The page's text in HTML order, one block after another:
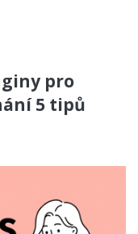
pro
5 tipů